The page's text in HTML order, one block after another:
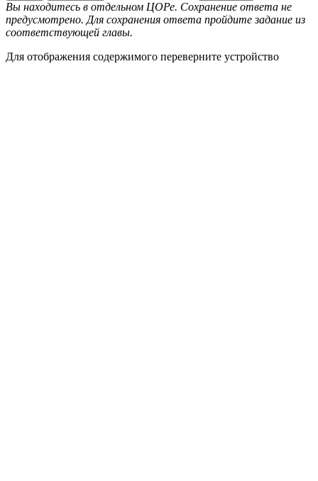
Вы находитесь в отдельном ЦОРе. Сохранение ответа не
предусмотрено. Для сохранения ответа пройдите задание из
соответствующей главы.
Для отображения содержимого переверните устройство